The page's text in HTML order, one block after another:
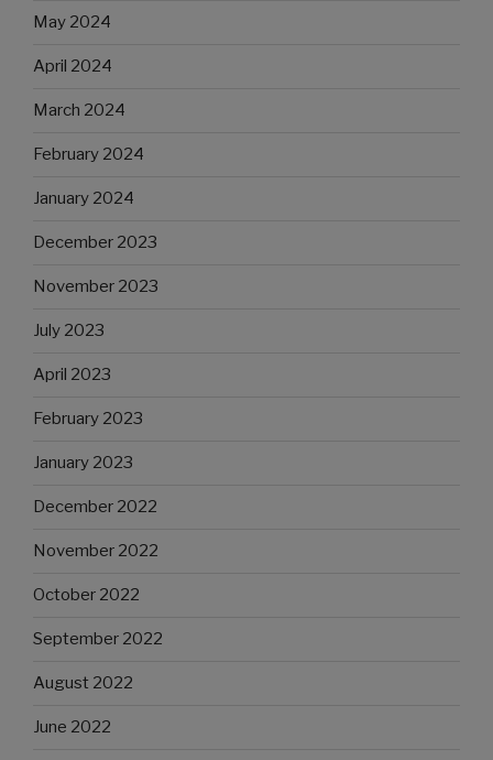
May 2024
April 2024
March 2024
February 2024
January 2024
December 2023
November 2023
July 2023
April 2023
February 2023
January 2023
December 2022
November 2022
October 2022
September 2022
August 2022
June 2022